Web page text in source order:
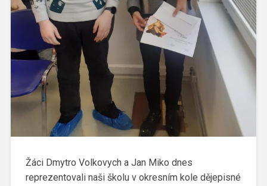
Žáci Dmytro Volkovych a Jan Miko dnes
reprezentovali naši školu v okresním kole dějepisné